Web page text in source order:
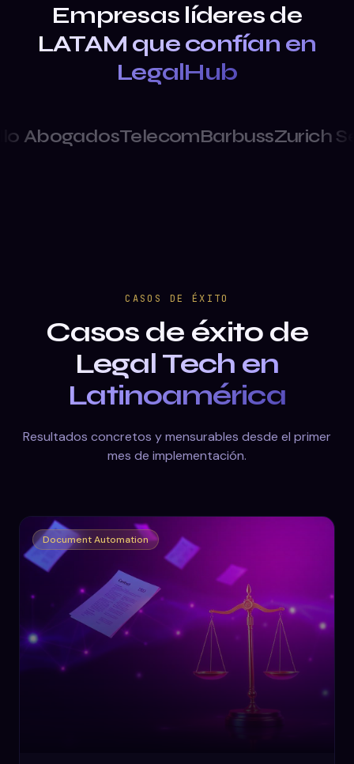
Empresas líderes de
LATAM que confían en
LegalHub
TelecomBarbussZurich Seguros
CASOS DE ÉXITO
Casos de éxito de
Legal Tech en
Latinoamérica
Resultados concretos y mensurables desde el primer
mes de implementación.
Document Automation